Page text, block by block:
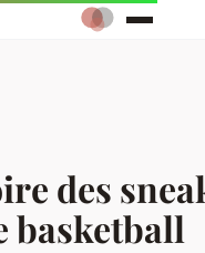
des
basketball